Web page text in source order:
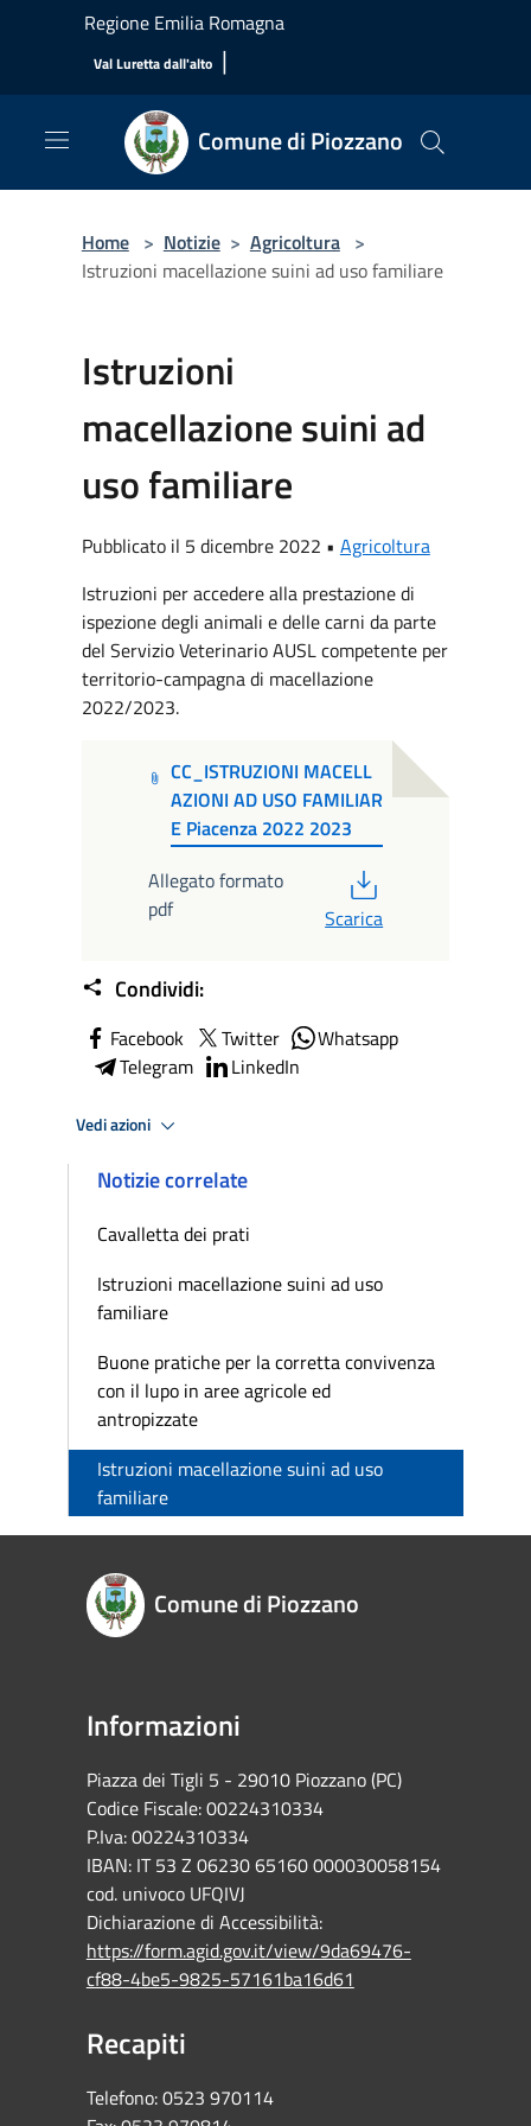
Salta al contenuto principale
Regione Emilia Romagna
Val Luretta dall'alto |
Comune di Piozzano
Home > Notizie > Agricoltura >
Istruzioni macellazione suini ad uso familiare
Istruzioni
macellazione suini ad
uso familiare
Pubblicato il 5 dicembre 2022 • Agricoltura
Istruzioni per accedere alla prestazione di
ispezione degli animali e delle carni da parte
del Servizio Veterinario AUSL competente per
territorio-campagna di macellazione
2022/2023.
CC_ISTRUZIONI MACELL
AZIONI AD USO FAMILIAR
E Piacenza 2022 2023
Allegato formato
pdf
Scarica
Condividi:
Facebook Twitter
Whatsapp
Telegram
LinkedIn
Vedi azioni
Notizie correlate
Cavalletta dei prati
Istruzioni macellazione suini ad uso
familiare
Buone pratiche per la corretta convivenza
con il lupo in aree agricole ed
antropizzate
Istruzioni macellazione suini ad uso
familiare
Comune di Piozzano
Informazioni
Piazza dei Tigli 5 - 29010 Piozzano (PC)
Codice Fiscale: 00224310334
P.Iva: 00224310334
IBAN: IT 53 Z 06230 65160 000030058154
cod. univoco UFQIVJ
Dichiarazione di Accessibilità:
https://form.agid.gov.it/view/9da69476-
cf88-4be5-9825-57161ba16d61
Recapiti
Telefono:0523 970114